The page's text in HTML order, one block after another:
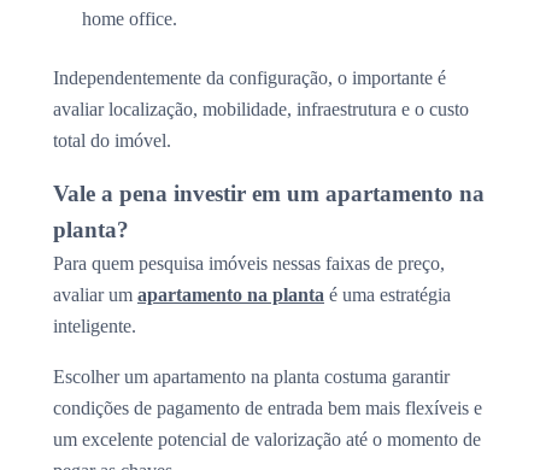
home office.
Independentemente da configuração, o importante é
avaliar localização, mobilidade, infraestrutura e o custo
total do imóvel.
Vale a pena investir em um apartamento na
planta?
Para quem pesquisa imóveis nessas faixas de preço,
avaliar um apartamento na planta é uma estratégia
inteligente.
Escolher um apartamento na planta costuma garantir
condições de pagamento de entrada bem mais flexíveis e
um excelente potencial de valorização até o momento de